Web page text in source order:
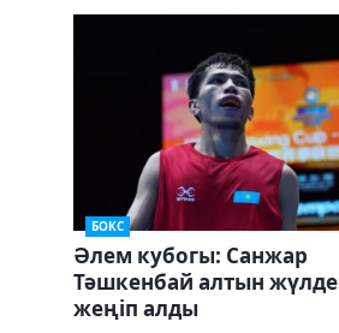
БОКС
Әлем кубогы: Санжар
Тәшкенбай алтын жүлде
жеңіп алды